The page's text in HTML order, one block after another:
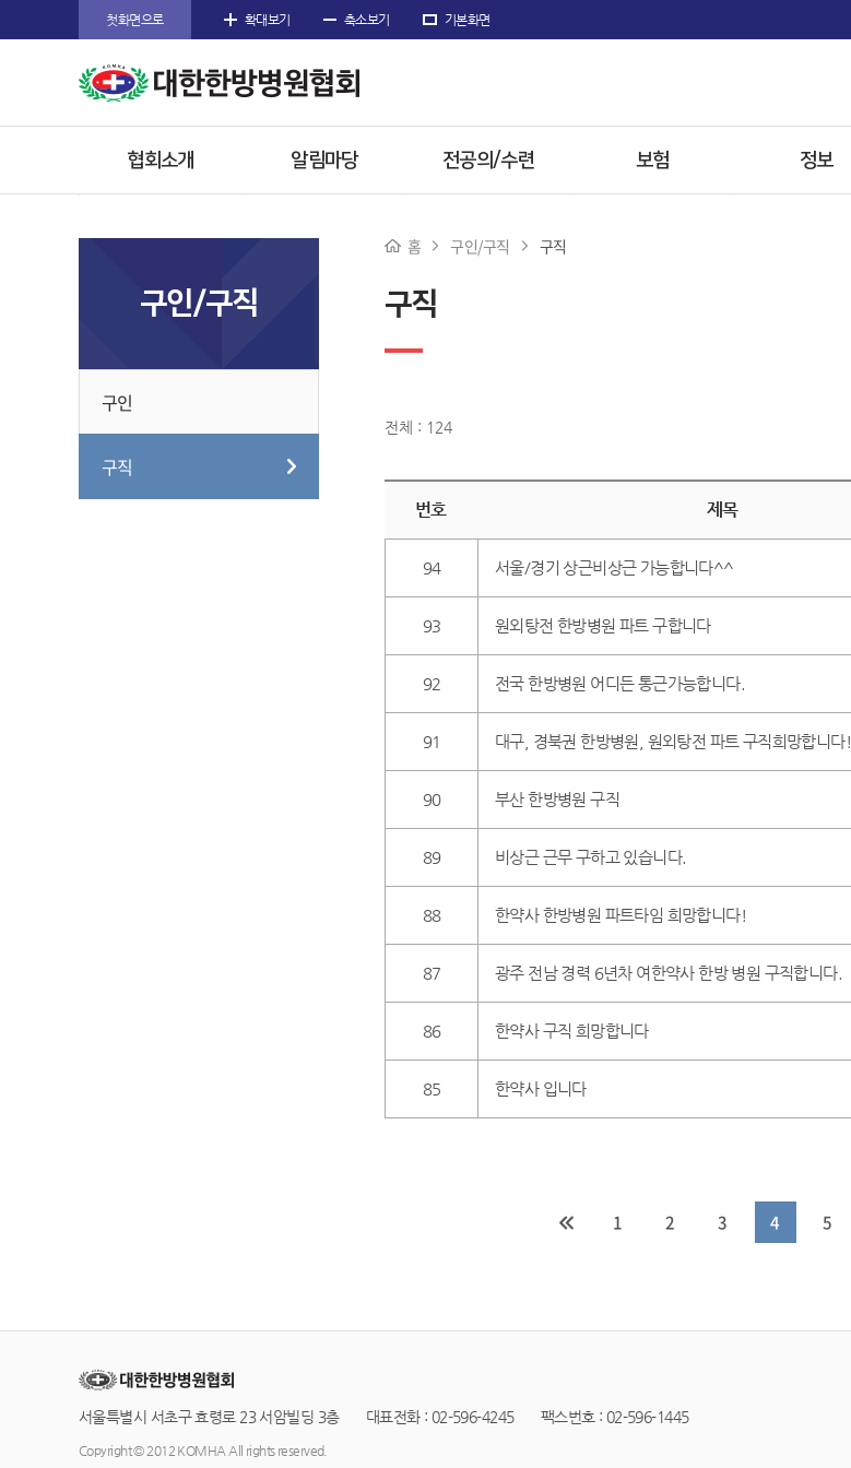
첫화면으로 확대보기 축소보기 기본화면
협회소개
인사말
임원소개
알림마당
공지사항
전공의/수련
공지사항
보험 정보
구인/구직
구인
구직
홈 구인/구직 구직
구직
전체 : 124
번호 제목
94 서울/경기 상근비상근 가능합니다^^
93 원외탕전 한방병원 파트 구합니다
92 전국 한방병원 어디든 통근가능합니다.
91 대구, 경북권 한방병원, 원외탕전 파트 구직희망합니다!
90 부산 한방병원 구직
89 비상근 근무 구하고 있습니다.
88 한약사 한방병원 파트타임 희망합니다!
87 광주 전남 경력 6년차 여한약사 한방 병원 구직합니다.
86 한약사 구직 희망합니다
85 한약사 입니다
1 2 3 4 5
서울특별시 서초구 효령로 23 서암빌딩 3층 대표전화 : 02-596-4245 팩스번호 : 02-596-1445
Copyright © 2012 KOMHA All rights reserved.